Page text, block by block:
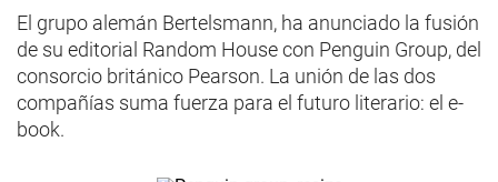
El grupo alemán Bertelsmann, ha anunciado la fusión
de su editorial Random House con Penguin Group, del
consorcio británico Pearson. La unión de las dos
compañías suma fuerza para el futuro literario: el e-
book.